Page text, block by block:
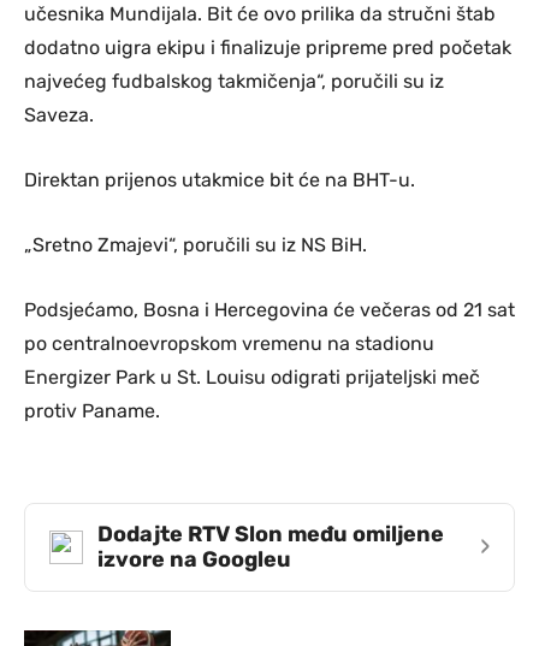
učesnika Mundijala. Bit će ovo prilika da stručni štab
dodatno uigra ekipu i finalizuje pripreme pred početak
najvećeg fudbalskog takmičenja“, poručili su iz
Saveza.
Direktan prijenos utakmice bit će na BHT-u.
„Sretno Zmajevi“, poručili su iz NS BiH.
Podsjećamo, Bosna i Hercegovina će večeras od 21 sat
po centralnoevropskom vremenu na stadionu
Energizer Park u St. Louisu odigrati prijateljski meč
protiv Paname.
Dodajte RTV Slon među omiljene
izvore na Googleu
›